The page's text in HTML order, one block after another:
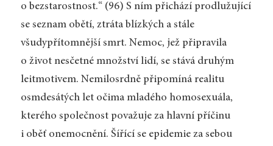
o bezstarostnost.“ (96) S ním přichází prodlužující
se seznam obětí, ztráta blízkých a stále
všudypřítomnější smrt. Nemoc, jež připravila
o život nesčetné množství lidí, se stává druhým
leitmotivem. Nemilosrdně připomíná realitu
osmdesátých let očima mladého homosexuála,
kterého společnost považuje za hlavní příčinu
i oběť onemocnění. Šířící se epidemie za sebou